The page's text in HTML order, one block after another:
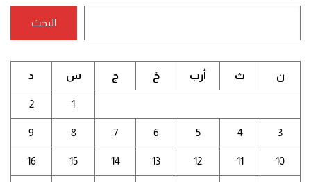
البحث
ن ث أرب خ ج س د
1
2
3
4
5
6
7
8
9
10
11
12
13
14
15
16